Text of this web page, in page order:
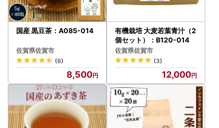
国産 黒豆茶：A085-014
佐賀県佐賀市
(6)
8,500
有機栽培 大麦若葉青汁（2
個セット）：B120-014
佐賀県佐賀市
(3)
12,000